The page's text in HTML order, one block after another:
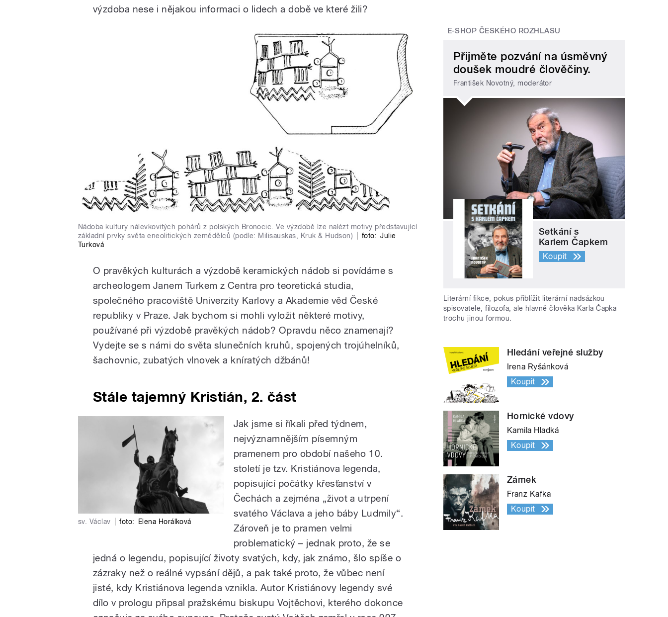
výzdoba nese i nějakou informaci o lidech a době ve které žili?
Nádoba kultury nálevkovitých pohárů z polských Bronocic. Ve výzdobě lze nalézt motivy představující
základní prvky světa eneolitických zemědělců (podle: Milisauskas, Kruk & Hudson)
foto: Julie
Turková
O pravěkých kulturách a výzdobě keramických nádob si povídáme s
archeologem Janem Turkem z Centra pro teoretická studia,
společného pracoviště Univerzity Karlovy a Akademie věd České
republiky v Praze. Jak bychom si mohli vyložit některé motivy,
používané při výzdobě pravěkých nádob? Opravdu něco znamenají?
Vydejte se s námi do světa slunečních kruhů, spojených trojúhelníků,
šachovnic, zubatých vlnovek a kníratých džbánů!
Stále tajemný Kristián, 2. část
sv. Václav foto: Elena Horálková
Jak jsme si říkali před týdnem,
nejvýznamnějším písemným
pramenem pro období našeho 10.
století je tzv. Kristiánova legenda,
popisující počátky křesťanství v
Čechách a zejména „život a utrpení
svatého Václava a jeho báby Ludmily“.
Zároveň je to pramen velmi
problematický – jednak proto, že se
jedná o legendu, popisující životy svatých, kdy, jak známo, šlo spíše o
zázraky než o reálné vypsání dějů, a pak také proto, že vůbec není
jisté, kdy Kristiánova legenda vznikla. Autor Kristiánovy legendy své
dílo v prologu připsal pražskému biskupu Vojtěchovi, kterého dokonce
E-SHOP ČESKÉHO ROZHLASU
Přijměte pozvání na úsměvný
doušek moudré člověčiny.
František Novotný, moderátor
Setkání s
Karlem Čapkem
Koupit
Literární fikce, pokus přiblížit literární nadsázkou
spisovatele, filozofa, ale hlavně člověka Karla Čapka
trochu jinou formou.
Hledání veřejné služby
Irena Ryšánková
Koupit
Hornické vdovy
Kamila Hladká
Koupit
Zámek
Franz Kafka
Koupit